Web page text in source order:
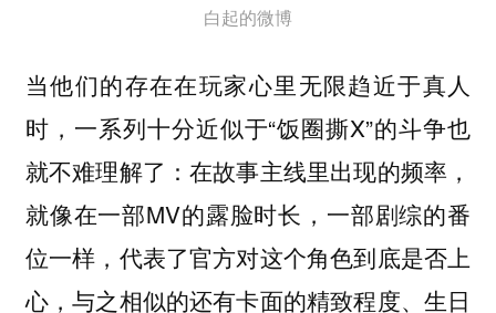
白起的微博
当他们的存在在玩家心里无限趋近于真人
时，一系列十分近似于“饭圈撕X”的斗争也
就不难理解了：在故事主线里出现的频率，
就像在一部MV的露脸时长，一部剧综的番
位一样，代表了官方对这个角色到底是否上
心，与之相似的还有卡面的精致程度、生日